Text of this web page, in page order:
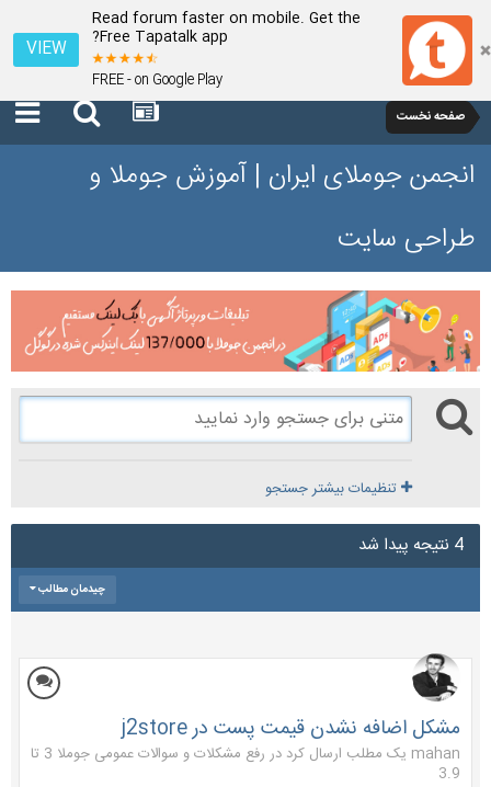
Read forum faster on mobile. Get the
Free Tapatalk app?
FREE - on Google Play
VIEW
صفحه نخست
انجمن جوملای ایران | آموزش جوملا و
طراحی سایت
تنظیمات بیشتر جستجو
4 نتیجه پیدا شد
چیدمان مطالب
مشکل اضافه نشدن قیمت پست در j2store
mahan یک مطلب ارسال کرد در
رفع مشکلات و سوالات عمومی جوملا 3 تا
3.9